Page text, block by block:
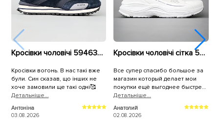
Кросівки чоловічі 594637 Сині
Кросівки вогонь. В нас такі вже
були. Син сказав, що інших не
хоче замовили ще такі одні🥰
Детальнiше...
Антоніна
03.08.2026
Кросівки чоловічі сітка 594396 Білі
Все супер спасибо большое за
магазин который делает мои
покупки ещё выгоднее быстрее
и качественнее,спасибо
большое всему коллективу
магазина Sezon.ua за самоё
Детальнiше...
Анатолий
02.08.2026